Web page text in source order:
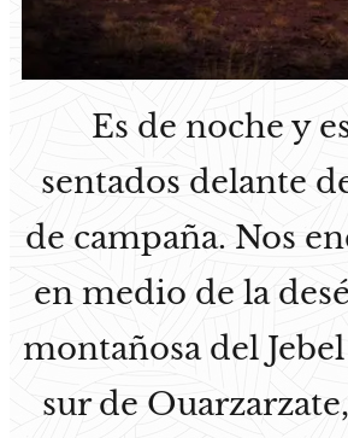
Es de noche y
sentados delante
de campaña. Nos
en medio de la
montañosa del
sur de